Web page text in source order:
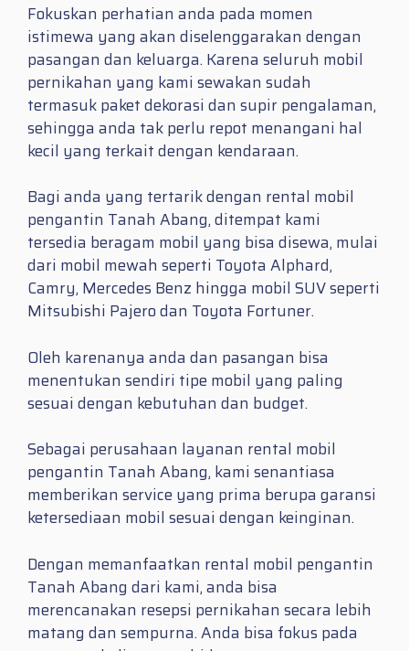
Fokuskan perhatian anda pada momen
istimewa yang akan diselenggarakan dengan
pasangan dan keluarga. Karena seluruh mobil
pernikahan yang kami sewakan sudah
termasuk paket dekorasi dan supir pengalaman,
sehingga anda tak perlu repot menangani hal
kecil yang terkait dengan kendaraan.
Bagi anda yang tertarik dengan rental mobil
pengantin Tanah Abang, ditempat kami
tersedia beragam mobil yang bisa disewa, mulai
dari mobil mewah seperti Toyota Alphard,
Camry, Mercedes Benz hingga mobil SUV seperti
Mitsubishi Pajero dan Toyota Fortuner.
Oleh karenanya anda dan pasangan bisa
menentukan sendiri tipe mobil yang paling
sesuai dengan kebutuhan dan budget.
Sebagai perusahaan layanan rental mobil
pengantin Tanah Abang, kami senantiasa
memberikan service yang prima berupa garansi
ketersediaan mobil sesuai dengan keinginan.
Dengan memanfaatkan rental mobil pengantin
Tanah Abang dari kami, anda bisa
merencanakan resepsi pernikahan secara lebih
matang dan sempurna. Anda bisa fokus pada